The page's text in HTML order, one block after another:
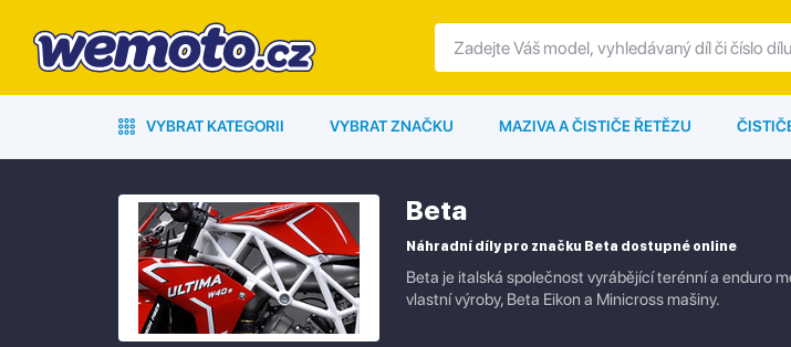
VYBRAT KATEGORII VYBRAT ZNAČKU MAZIVA A ČISTIČE ŘETĚZU
Beta
Náhradní díly pro značku Beta dostupné online
Beta je italská společnost vyrábějící terénní a enduro
vlastní výroby, Beta Eikon a Minicross mašiny.